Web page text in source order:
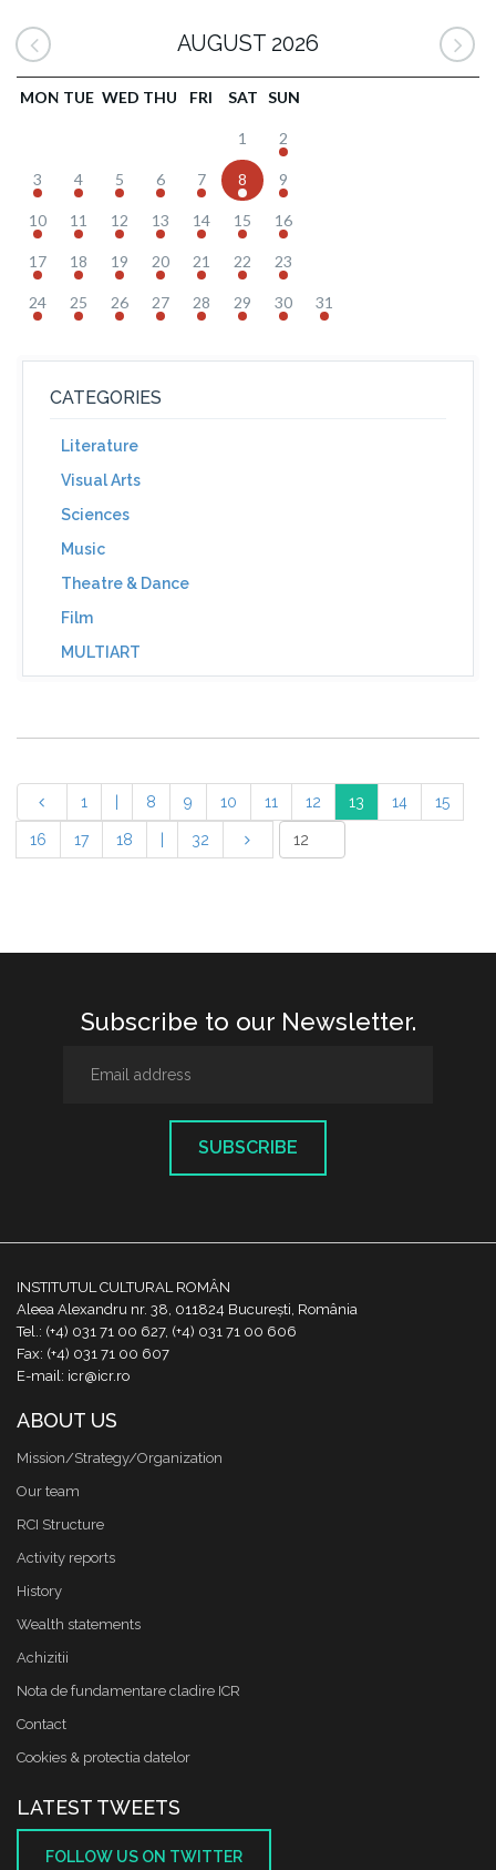
AUGUST 2026
MON TUE WED THU FRI SAT SUN
1 2
3 4 5 6 7 8 9
10 11 12 13 14 15 16
17 18 19 20 21 22 23
24 25 26 27 28 29 30 31
CATEGORIES
Literature
Visual Arts
Sciences
Music
Theatre & Dance
Film
MULTIART
1 8 9 10 11 12 13 14 15
16 17 18 32
Subscribe to our Newsletter.
SUBSCRIBE
INSTITUTUL CULTURAL ROMÂN
Aleea Alexandru nr. 38, 011824 București, România
Tel.: (+4) 031 71 00 627, (+4) 031 71 00 606
Fax: (+4) 031 71 00 607
E-mail: icr@icr.ro
ABOUT US
Mission/Strategy/Organization
Our team
RCI Structure
Activity reports
History
Wealth statements
Achizitii
Nota de fundamentare cladire ICR
Contact
Cookies & protectia datelor
LATEST TWEETS
FOLLOW US ON TWITTER